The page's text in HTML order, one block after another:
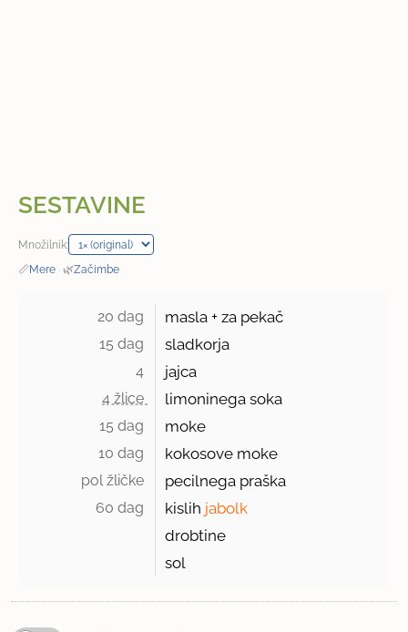
SESTAVINE
Množilnik:
📏Mere · 🌿Začimbe
20 dag masla + za pekač
15 dag sladkorja
4 jajca
4 žlice limoninega soka
15 dag moke
10 dag kokosove moke
pol žličke pecilnega praška
60 dag kislih jabolk
drobtine
sol